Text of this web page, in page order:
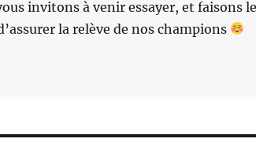
invitons à venir essayer, et faisons
la relève de nos champions